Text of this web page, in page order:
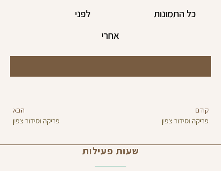
כל התמונות
לפני
אחרי
קודם
פריקה וסידור צפון
הבא
פריקה וסידור צפון
שעות פעילות